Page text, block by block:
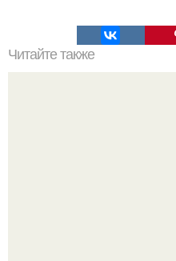
Читайте также